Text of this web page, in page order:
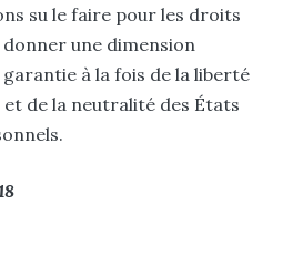
su le faire pour les droits
donner une dimension
à la fois de la liberté
de la neutralité des États